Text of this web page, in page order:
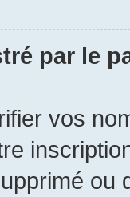
par le
vos